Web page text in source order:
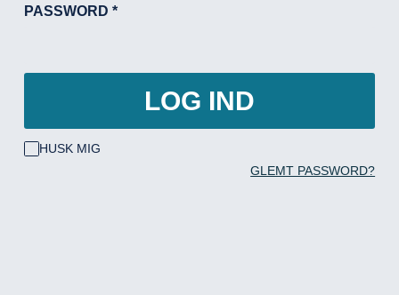
PASSWORD *
LOG IND
HUSK MIG
GLEMT PASSWORD?